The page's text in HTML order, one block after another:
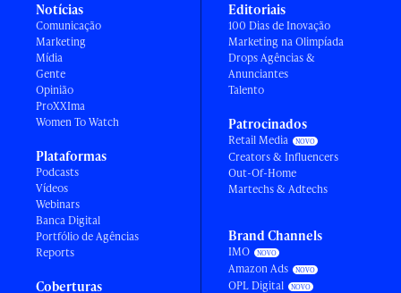
Notícias
Comunicação
Marketing
Mídia
Gente
Opinião
ProXXIma
Women To Watch
Plataformas
Podcasts
Vídeos
Webinars
Banca Digital
Portfólio de Agências
Reports
Coberturas
Editoriais
100 Dias de Inovação
Marketing na Olimpíada
Drops Agências &
Anunciantes
Talento
Patrocinados
Retail Media
Creators & Influencers
Out-Of-Home
Martechs & Adtechs
Brand Channels
IMO
Amazon Ads
OPL Digital